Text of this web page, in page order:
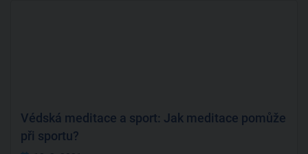
Védská meditace a sport: Jak meditace pomůže
při sportu?